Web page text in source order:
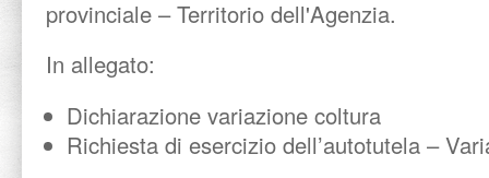
provinciale – Territorio dell'Agenzia.
In allegato:
Dichiarazione variazione coltura
Richiesta di esercizio dell’autotutela –